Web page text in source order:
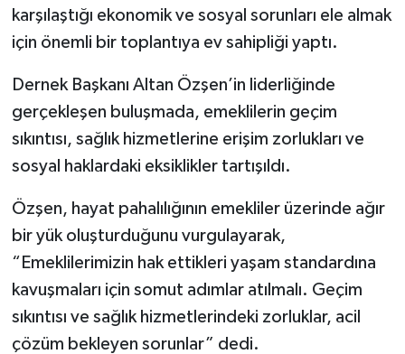
karşılaştığı ekonomik ve sosyal sorunları ele almak
için önemli bir toplantıya ev sahipliği yaptı.
Dernek Başkanı Altan Özşen’in liderliğinde
gerçekleşen buluşmada, emeklilerin geçim
sıkıntısı, sağlık hizmetlerine erişim zorlukları ve
sosyal haklardaki eksiklikler tartışıldı.
Özşen, hayat pahalılığının emekliler üzerinde ağır
bir yük oluşturduğunu vurgulayarak,
“Emeklilerimizin hak ettikleri yaşam standardına
kavuşmaları için somut adımlar atılmalı. Geçim
sıkıntısı ve sağlık hizmetlerindeki zorluklar, acil
çözüm bekleyen sorunlar” dedi.